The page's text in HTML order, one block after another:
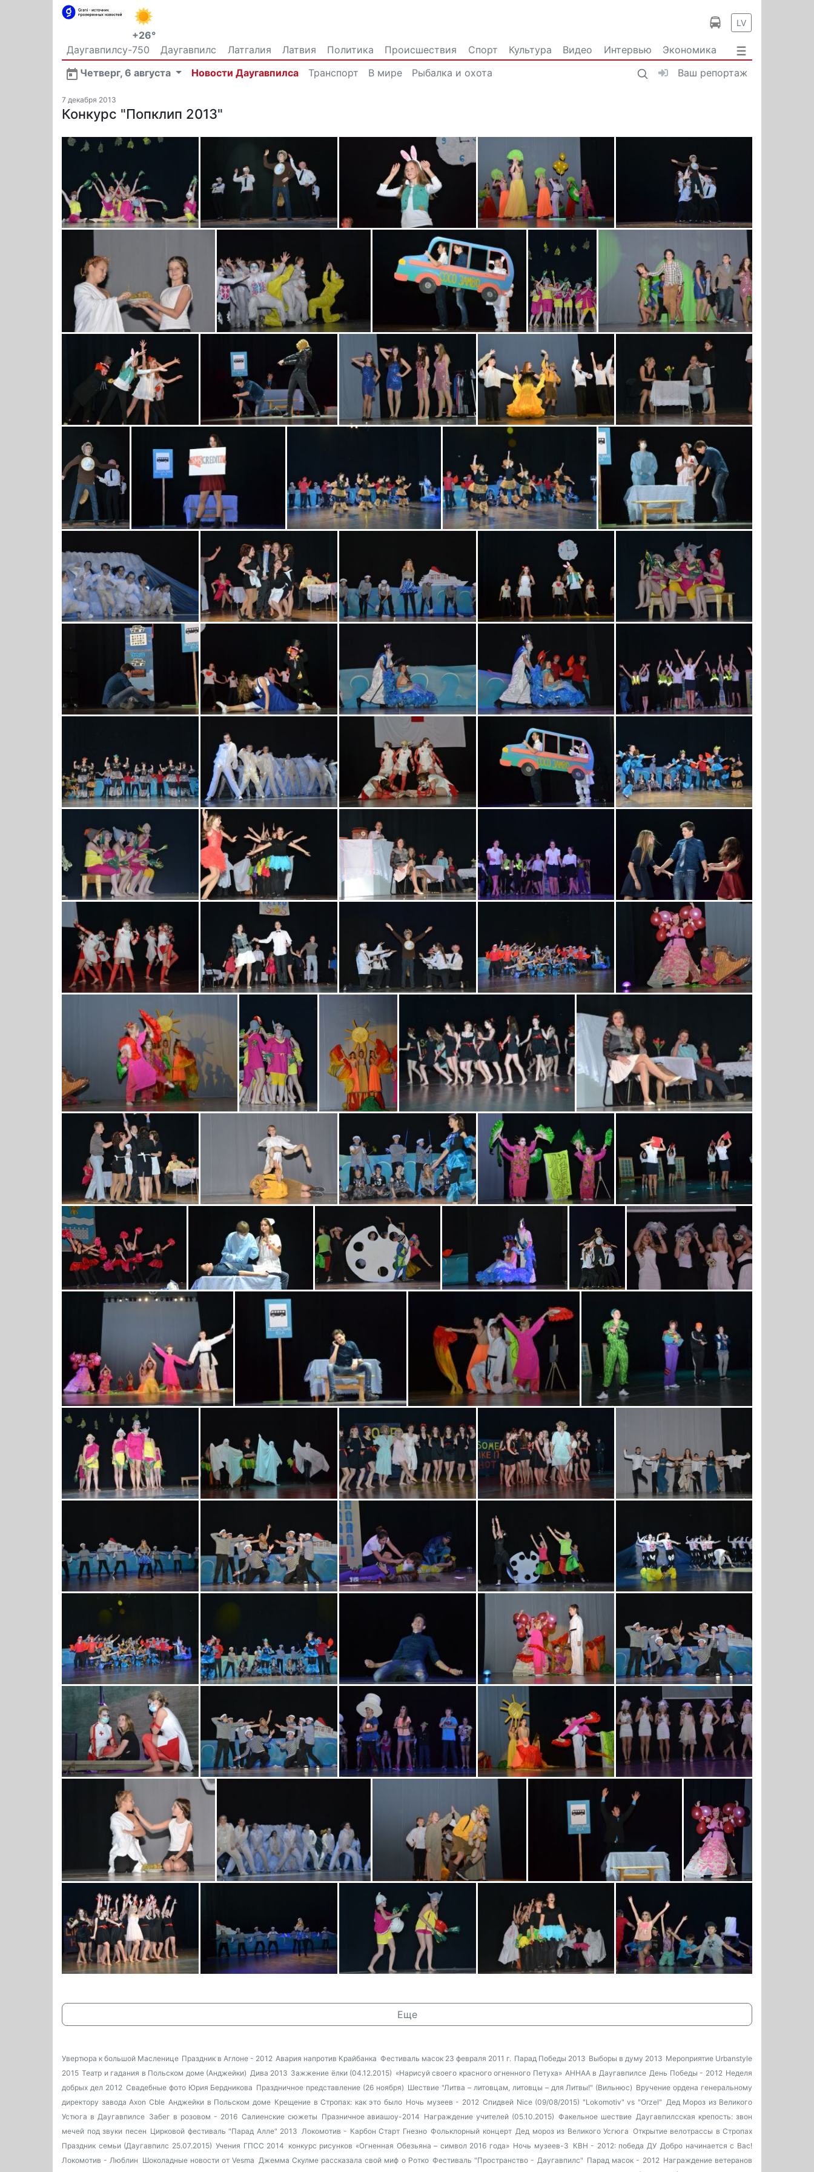
+26°
LV
Даугавпилсу-750 Даугавпилс Латгалия Латвия Политика Происшествия Спорт Культура Видео Интервью
Экономика
Общество
Четверг, 6 августа Новости Даугавпилса Транспорт В мире Рыбалка и охота Ваш репортаж
7 декабря 2013
Конкурс "Попклип 2013"
Еще
Увертюра к большой Масленице Праздник в Аглоне - 2012 Авария напротив Крайбанка Фестиваль масок 23 февраля 2011 г. Парад Победы 2013 Выборы в думу 2013 Мероприятие Urbanstyle
2015 Театр и гадания в Польском доме (Анджейки) Дива 2013 Зажжение ёлки (04.12.2015) «Нарисуй своего красного огненного Петуха» AHHAA в Даугавпилсе День Победы - 2012 Неделя
добрых дел 2012 Свадебные фото Юрия Бердникова Праздничное представление (26 ноября) Шествие "Литва – литовцам, литовцы – для Литвы!" (Вильнюс) Вручение ордена генеральному
директору завода Axon Cble Анджейки в Польском доме Крещение в Стропах: как это было Ночь музеев - 2012 Спидвей Nice (09/08/2015) "Lokomotiv" vs "Orzel" Дед Мороз из Великого
Устюга в Даугавпилсе Забег в розовом - 2016 Салиенские сюжеты Празничное авиашоу-2014 Награждение учителей (05.10.2015) Факельное шествие Даугавпилсская крепость: звон
мечей под звуки песен Цирковой фестиваль "Парад Алле" 2013 Локомотив - Карбон Старт Гнезно Фольклорный концерт Дед мороз из Великого Усгюга Открытие велотрассы в Стропах
Праздник семьи (Даугавпилс 25.07.2015) Учения ГПСС 2014 конкурс рисунков «Огненная Обезьяна – символ 2016 года» Ночь музеев-3 КВН - 2012: победа ДУ Добро начинается с Вас!
Локомотив - Люблин Шоколадные новости от Vesma Джемма Скулме рассказала свой миф о Ротко Фестиваль "Пространство - Даугавпилс" Парад масок - 2012 Награждение ветеранов